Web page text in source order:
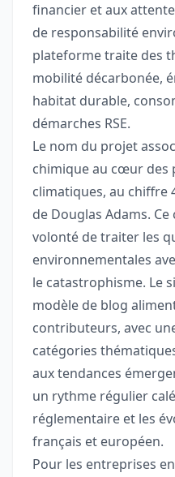
financier et aux
de responsabilité
plateforme traite des
mobilité décarbonée,
habitat durable,
démarches RSE.
Le nom du projet
chimique au cœur des
climatiques, au chiffre
de Douglas Adams.
volonté de traiter les
environnementales
le catastrophisme. Le
modèle de blog
contributeurs, avec
catégories
aux tendances
un rythme régulier
réglementaire et les
français et européen.
Pour les entreprises